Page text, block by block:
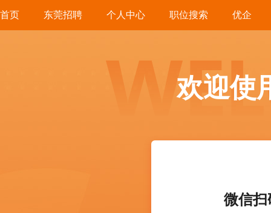
首页 东莞招聘 个人中心 职位搜索 优企
欢迎使
微信扫